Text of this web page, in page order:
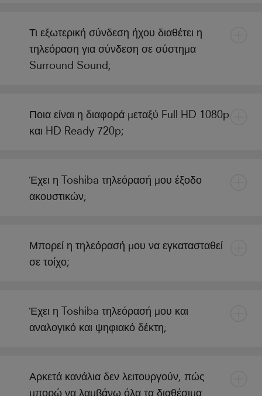
Τι εξωτερική σύνδεση ήχου διαθέτει η
τηλεόραση για σύνδεση σε σύστημα
Surround Sound;
Ποια είναι η διαφορά μεταξύ Full HD 1080p
και HD Ready 720p;
Έχει η Toshiba τηλεόρασή μου έξοδο
ακουστικών;
Μπορεί η τηλεόρασή μου να εγκατασταθεί
σε τοίχο;
Έχει η Toshiba τηλεόρασή μου και
αναλογικό και ψηφιακό δέκτη;
Αρκετά κανάλια δεν λειτουργούν, πώς
μπορώ να λαμβάνω όλα τα διαθέσιμα